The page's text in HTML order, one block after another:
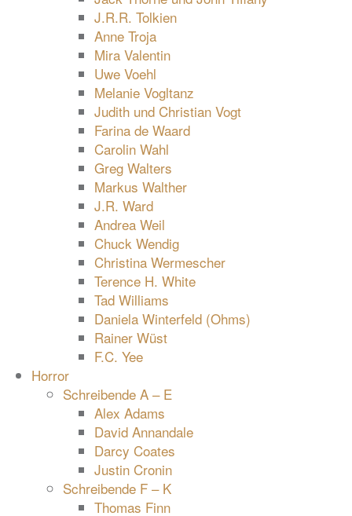
J.R.R. Tolkien
Anne Troja
Mira Valentin
Uwe Voehl
Melanie Vogltanz
Judith und Christian Vogt
Farina de Waard
Carolin Wahl
Greg Walters
Markus Walther
J.R. Ward
Andrea Weil
Chuck Wendig
Christina Wermescher
Terence H. White
Tad Williams
Daniela Winterfeld (Ohms)
Rainer Wüst
F.C. Yee
Horror
Schreibende A – E
Alex Adams
David Annandale
Darcy Coates
Justin Cronin
Schreibende F – K
Thomas Finn